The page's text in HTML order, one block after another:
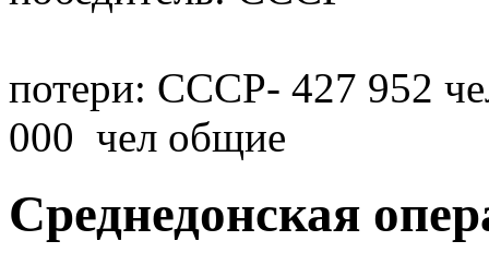
потери: СССР- 427 952
000 чел общие
Среднедонская